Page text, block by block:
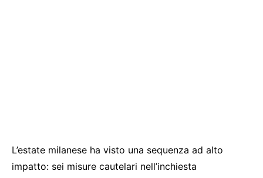
L’estate milanese ha visto una sequenza ad alto
impatto: sei misure cautelari nell’inchiesta